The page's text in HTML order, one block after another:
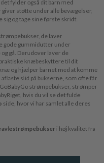
fylder også dit barn med
støtte under alle bevægelser,
sig og tage sine første skridt.
de laver
gode gummidutter under
gå. Derudover laver de
knæbeskyttere til dit
og hjælper barnet med at komme
slid på bukserne, som ofte får
strømpebukser, strømper
hvis du vil se det fulde
side, hvor vi har samlet alle deres
i høj kvalitet fra